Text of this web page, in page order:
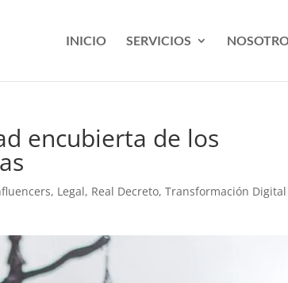
INICIO SERVICIOS
encubierta de los
, Legal, Real Decreto,Transformación Digital